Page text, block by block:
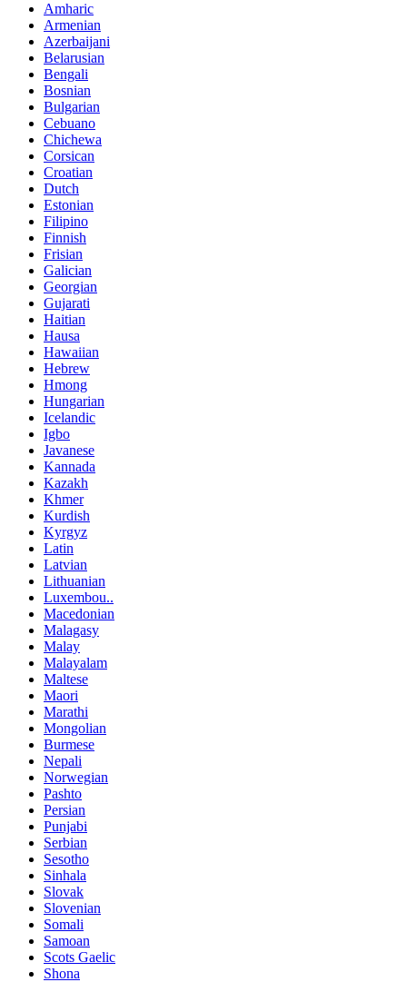
Amharic
Armenian
Azerbaijani
Belarusian
Bengali
Bosnian
Bulgarian
Cebuano
Chichewa
Corsican
Croatian
Dutch
Estonian
Filipino
Finnish
Frisian
Galician
Georgian
Gujarati
Haitian
Hausa
Hawaiian
Hebrew
Hmong
Hungarian
Icelandic
Igbo
Javanese
Kannada
Kazakh
Khmer
Kurdish
Kyrgyz
Latin
Latvian
Lithuanian
Luxembou..
Macedonian
Malagasy
Malay
Malayalam
Maltese
Maori
Marathi
Mongolian
Burmese
Nepali
Norwegian
Pashto
Persian
Punjabi
Serbian
Sesotho
Sinhala
Slovak
Slovenian
Somali
Samoan
Scots Gaelic
Shona